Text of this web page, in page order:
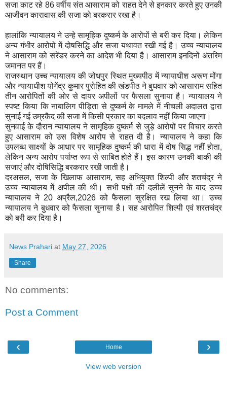
सजा काट रहे 86 वर्षीय संत आसाराम को राहत देने से इनकार करते हुए उनकी
आजीवन कारावास की सजा को बरकरार रखा है।
हालांकि न्यायालय ने उन्हे सामृहिक दुष्कर्म के आरोपों से बरी कर दिया। लेकिन
अन्य गंभीर आरोपो में दोषसिद्धि और सजा यथावत रखी गई है। उच्च न्यायालय
ने आसाराम को सरेंडर करने का आदेश भी दिया है। आसाराम इनदिनों अंतरिम
जमानत पर हैं।
राजस्थान उच्च न्यायालय की जोधपुर स्थित मुख्यपीठ में न्यायाधीश अरूण मोंगा
और न्यायाधीश योगेंद्र कुमार पुरोहित की खंडपीठ ने बुधवार को आसाराम सहित
तीन आरोपितों की ओर से दायर अपीलों पर फैसला सुनाया है। न्यायालय ने
स्पष्ट किया कि नाबालिग पीड़िता से दुष्कर्म के मामले में नीचली अदालत द्वारा
सुनाई गई उम्रकैद की सजा में किसी प्रकार का बदलाव नहीं किया जाएगा।
सुनवाई के दौरान न्यायालय ने सामृहिक दुष्कर्म से जुड़े आरोपों पर विचार करते
हुए आसाराम को उस विशेष आरोप से राहत दी है। न्यायालय ने कहा कि
उपलब्ध साक्ष्यों के आधार पर सामृहिक दुष्कर्म की धारा में दोष सिद्ध नहीं होता,
लेकिन अन्य आरोप पर्याप्त रूप से साबित होते हैं। इस कारण उनकी बाकी की
सजाएं और दोषिसिद्धि बरकरार रखी जाती है।
दरअसल, सजा के खिलाफ आसाराम, सह अभियुक्त शिल्पी और शतचंद्र ने
उच्च न्यायालय में अपील की थी। सभी पक्षों की दलीलें सुनने के बाद उच्च
न्यायालय ने 20 अप्रैल,2026 को फैसला सुरक्षित रख लिया था। उच्च
न्यायालय ने बुधवार को फैसला सुनाया है। सह आरोपित शिल्पी एवं शरतचंद्र
को बरी कर दिया है।
News Prahari at May 27, 2026
Share
No comments:
Post a Comment
‹ ›
Home
View web version